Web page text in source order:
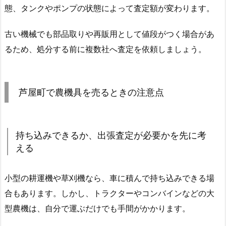
態、タンクやポンプの状態によって査定額が変わります。
古い機械でも部品取りや再販用として値段がつく場合があ
るため、処分する前に複数社へ査定を依頼しましょう。
芦屋町で農機具を売るときの注意点
持ち込みできるか、出張査定が必要かを先に考
える
小型の耕運機や草刈機なら、車に積んで持ち込みできる場
合もあります。しかし、トラクターやコンバインなどの大
型農機は、自分で運ぶだけでも手間がかかります。